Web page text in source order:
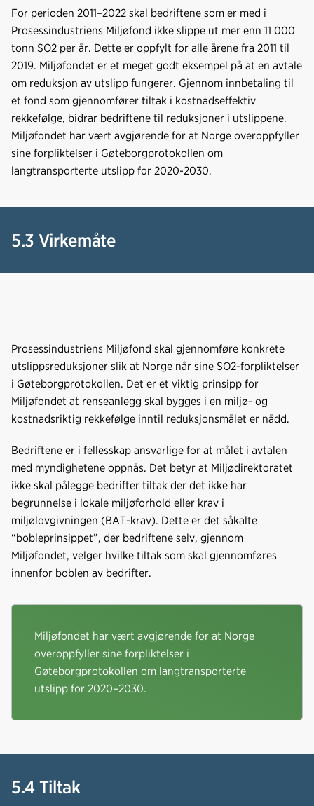
For perioden 2011–2022 skal bedriftene som er med i
Prosessindustriens Miljøfond ikke slippe ut mer enn 11 000
tonn SO2 per år. Dette er oppfylt for alle årene fra 2011 til
2019. Miljøfondet er et meget godt eksempel på at en avtale
om reduksjon av utslipp fungerer. Gjennom innbetaling til
et fond som gjennomfører tiltak i kostnadseffektiv
rekkefølge, bidrar bedriftene til reduksjoner i utslippene.
Miljøfondet har vært avgjørende for at Norge overoppfyller
sine forpliktelser i Gøteborgprotokollen om
langtransporterte utslipp for 2020-2030.
5.3 Virkemåte
Prosessindustriens Miljøfond skal gjennomføre konkrete
utslippsreduksjoner slik at Norge når sine SO2-forpliktelser
i Gøteborgprotokollen. Det er et viktig prinsipp for
Miljøfondet at renseanlegg skal bygges i en miljø- og
kostnadsriktig rekkefølge inntil reduksjonsmålet er nådd.
Bedriftene er i fellesskap ansvarlige for at målet i avtalen
med myndighetene oppnås. Det betyr at Miljødirektoratet
ikke skal pålegge bedrifter tiltak der det ikke har
begrunnelse i lokale miljøforhold eller krav i
miljølovgivningen (BAT-krav). Dette er det såkalte
“bobleprinsippet”, der bedriftene selv, gjennom
Miljøfondet, velger hvilke tiltak som skal gjennomføres
innenfor boblen av bedrifter.
Miljøfondet har vært avgjørende for at Norge
overoppfyller sine forpliktelser i
Gøteborgprotokollen om langtransporterte
utslipp for 2020–2030.
5.4 Tiltak